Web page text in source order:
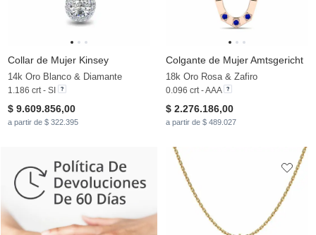
Collar de Mujer Kinsey
14k Oro Blanco & Diamante
1.186 crt - SI
$ 9.609.856,00
a partir de $ 322.395
Colgante de Mujer Amtsgericht
18k Oro Rosa & Zafiro
0.096 crt - AAA
$ 2.276.186,00
a partir de $ 489.027